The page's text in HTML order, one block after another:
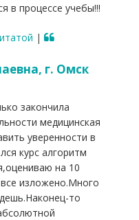
в процессе учебы!!!
|
г. Омск
закончила
медицинская
уверенности в
курс алгоритм
на 10
изложено.Много
то